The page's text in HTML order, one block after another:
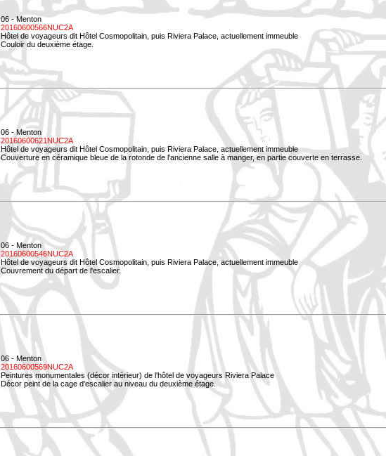
06 - Menton
20160600566NUC2A
Hôtel de voyageurs dit Hôtel Cosmopolitain, puis Riviera Palace, actuellement immeuble
Couloir du deuxième étage.
06 - Menton
20160600621NUC2A
Hôtel de voyageurs dit Hôtel Cosmopolitain, puis Riviera Palace, actuellement immeuble
Couverture en céramique bleue de la rotonde de l'ancienne salle à manger, en partie couverte en terrasse.
06 - Menton
20160600546NUC2A
Hôtel de voyageurs dit Hôtel Cosmopolitain, puis Riviera Palace, actuellement immeuble
Couvrement du départ de l'escalier.
06 - Menton
20160600569NUC2A
Peintures monumentales (décor intérieur) de l'hôtel de voyageurs Riviera Palace
Décor peint de la cage d'escalier au niveau du deuxième étage.